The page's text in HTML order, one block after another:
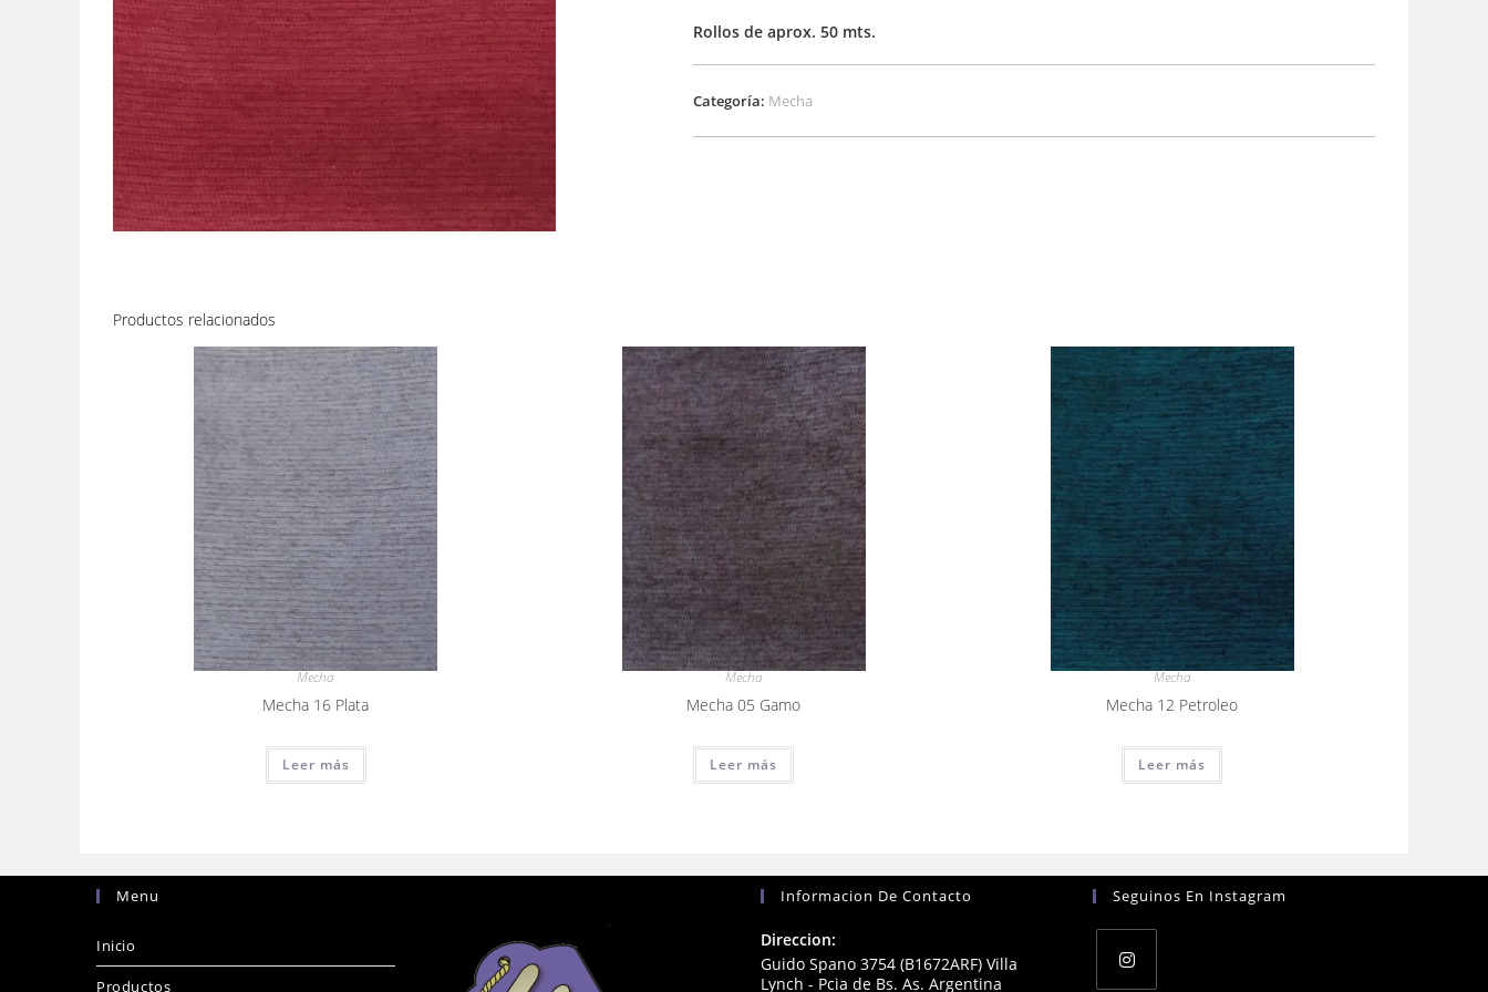
Rollos de aprox. 50 mts.
Categoría: Mecha
Productos relacionados
Mecha
Mecha 16 Plata
Leer más
Mecha
Mecha 05 Gamo
Leer más
Mecha
Mecha 12 Petroleo
Leer más
Menu
Inicio
Productos
Informacion De Contacto
Direccion:
Guido Spano 3754 (B1672ARF) Villa
Lynch - Pcia de Bs. As. Argentina
Seguinos En Instagram